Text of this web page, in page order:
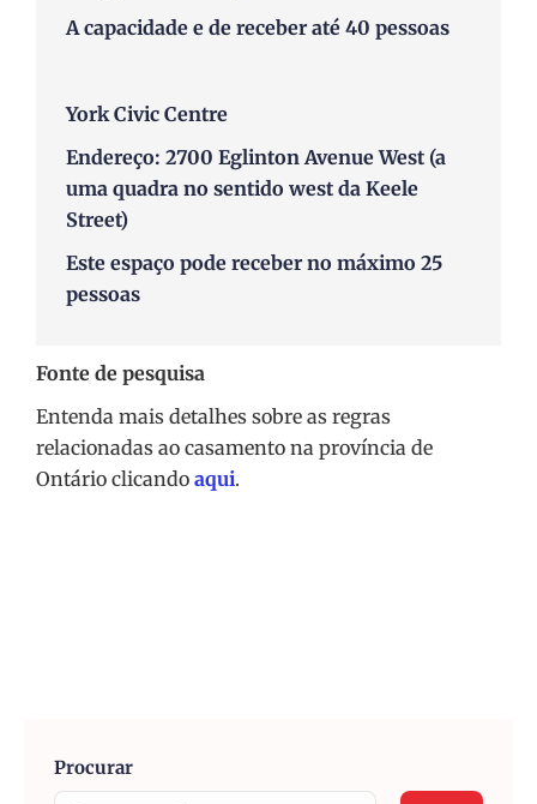
A capacidade e de receber até 40 pessoas
York Civic Centre
Endereço: 2700 Eglinton Avenue West (a
uma quadra no sentido west da Keele
Street)
Este espaço pode receber no máximo 25
pessoas
Fonte de pesquisa
Entenda mais detalhes sobre as regras
relacionadas ao casamento na província de
Ontário clicando aqui.
Procurar